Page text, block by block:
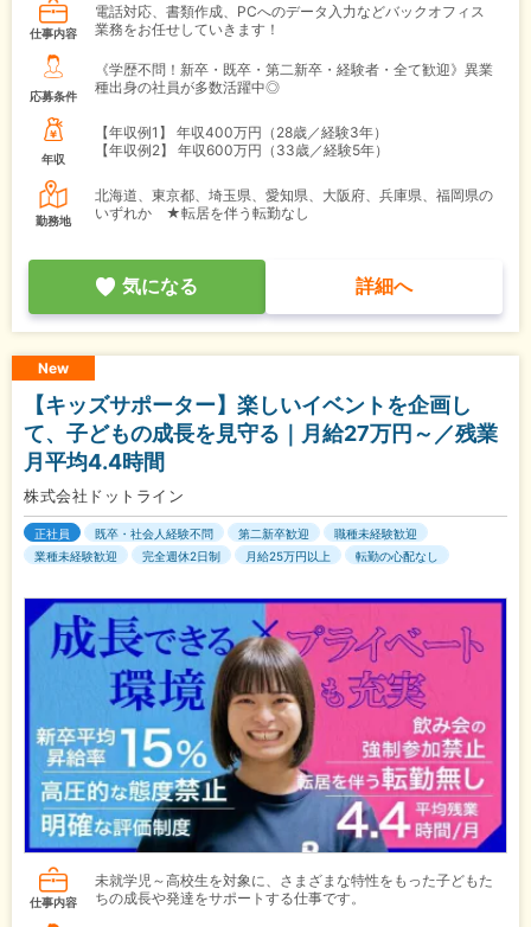
仕事内容
電話対応、書類作成、PCへのデータ入力などバックオフィス
業務をお任せしていきます！
応募条件
《学歴不問！新卒・既卒・第二新卒・経験者・全て歓迎》異業
種出身の社員が多数活躍中◎
年収
【年収例1】
年収400万円（28歳／経験3年）
【年収例2】
年収600万円（33歳／経験5年）
勤務地
北海道、東京都、埼玉県、愛知県、大阪府、兵庫県、福岡県の
いずれか ★転居を伴う転勤なし
気になる 詳細へ
New
【キッズサポーター】楽しいイベントを企画し
て、子どもの成長を見守る｜月給27万円～／残業
月平均4.4時間
株式会社ドットライン
正社員 既卒・社会人経験不問 第二新卒歓迎
職種未経験歓迎
業種未経験歓迎
完全週休2日制 月給25万円以上 転勤の心配なし
仕事内容
未就学児～高校生を対象に、さまざまな特性をもった子どもた
ちの成長や発達をサポートする仕事です。